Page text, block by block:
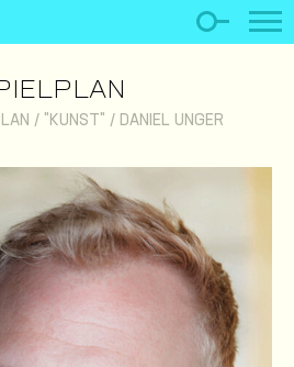
/ "KUNST" / DANIEL UNGER